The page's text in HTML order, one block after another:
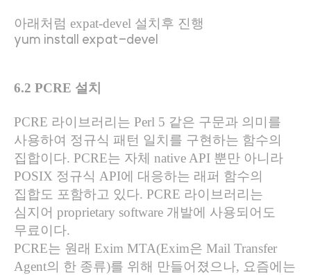
아래처럼 expat-devel 설치후 진행
yum install expat-devel
6.2 PCRE 설치
PCRE 라이브러리는 Perl 5 같은 구문과 의미를
사용하여 정규식 패턴 일치를 구현하는 함수의
집합이다. PCRE는 자체 native API 뿐만 아니라
POSIX 정규식 API에 대응하는 래퍼 함수의
집합도 포함하고 있다. PCRE 라이브러리는
심지어 proprietary software 개발에 사용되어도
무료이다.
PCRE는 원래 Exim MTA(Exim은 Mail Transfer
Agent의 한 종류)를 위해 만들어졌으나, 요즘에는